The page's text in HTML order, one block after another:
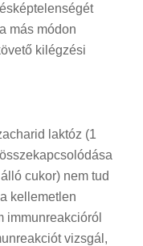
más módon
kilégzési
laktóz (1
cukor) nem tud
kellemetlen
immunreakcióról
vizsgál,